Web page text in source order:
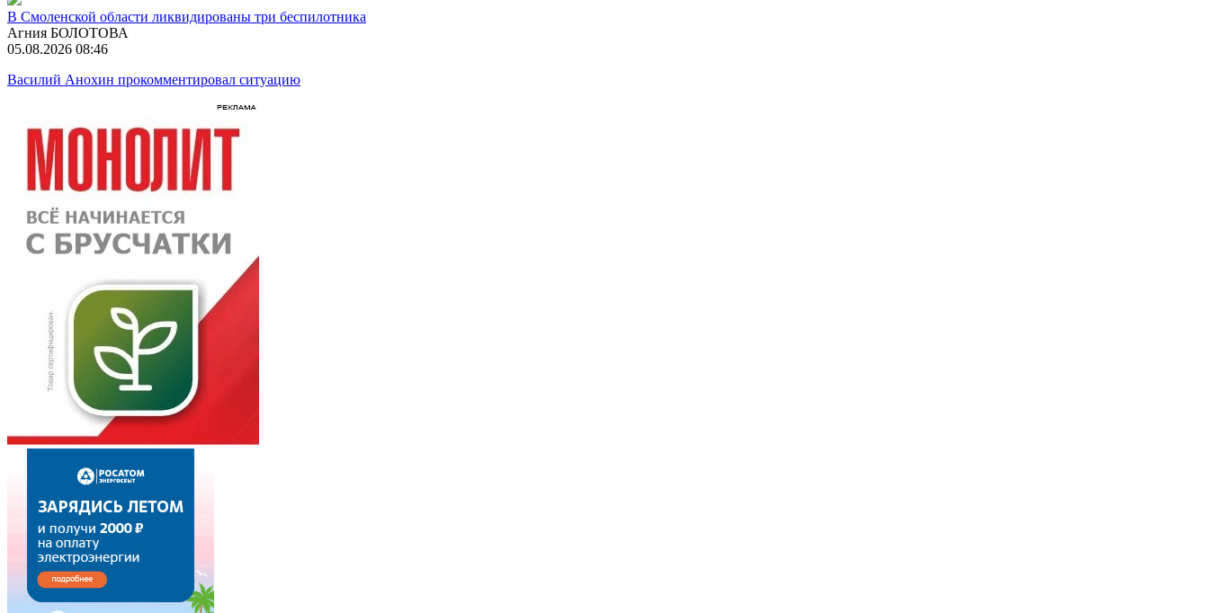
В Смоленской области ликвидированы три беспилотника
Агния БОЛОТОВА
05.08.2026 08:46
Василий Анохин прокомментировал ситуацию